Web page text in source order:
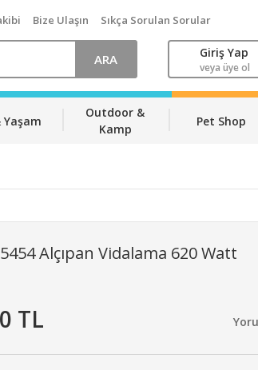
Bize Ulaşın Sıkça Sorulan Sorular
ARA Giriş Yap
veya üye ol
Yaşam
Outdoor &
Kamp
Pet Shop
Alçıpan Vidalama 620 Watt
TL